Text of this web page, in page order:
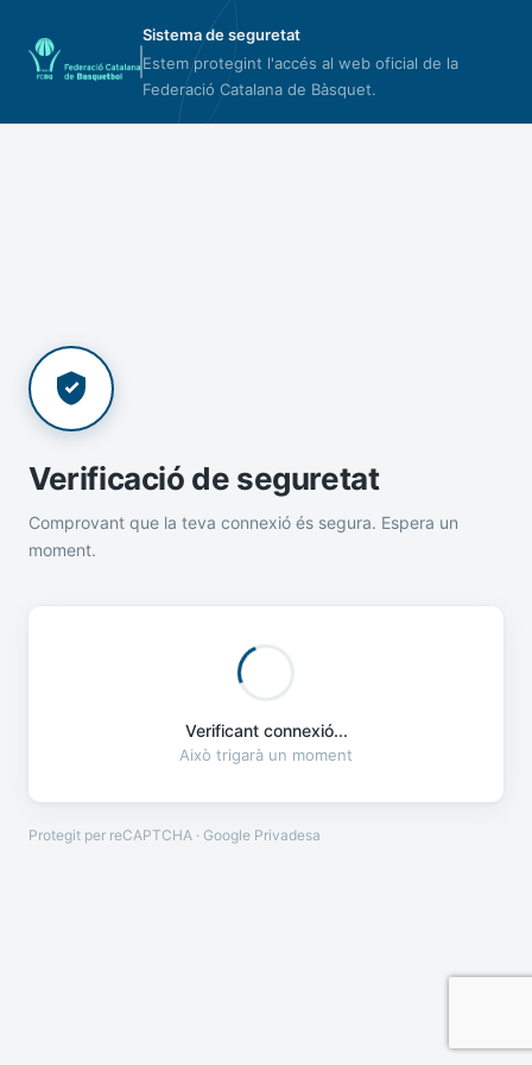
Sistema de seguretat
Estem protegint l'accés al web oficial de la
Federació Catalana de Bàsquet.
Verificació de seguretat
Comprovant que la teva connexió és segura. Espera un
moment.
Verificant connexió...
Això trigarà un moment
Protegit per reCAPTCHA · Google Privadesa